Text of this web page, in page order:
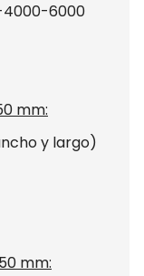
4000-6000
mm:
y largo)
mm: